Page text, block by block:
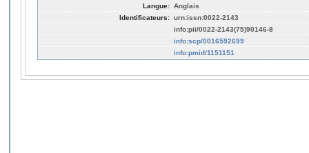
Langue: Anglais
Identificateurs: urn:issn:0022-2143
info:pii/0022-2143(75)90146-8
info:scp/0016592699
info:pmid/1151151